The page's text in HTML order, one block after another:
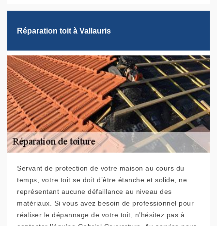
Réparation toit à Vallauris
Servant de protection de votre maison au cours du
temps, votre toit se doit d’être étanche et solide, ne
représentant aucune défaillance au niveau des
matériaux. Si vous avez besoin de professionnel pour
réaliser le dépannage de votre toit, n’hésitez pas à